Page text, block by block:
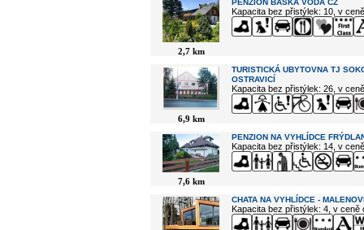
2,7 km
PENZION BAŠKA VODA CZ
Kapacita bez přistýlek: 10, v
6,9 km
TURISTICKÁ UBYTOVNA TJ
OSTRAVICÍ
Kapacita bez přistýlek: 26, v
7,6 km
PENZION NA VYHLÍDCE
Kapacita bez přistýlek: 14, v
CHATA NA VYHLÍDCE -
Kapacita bez přistýlek: 4, v ceně